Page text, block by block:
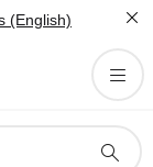
(English)